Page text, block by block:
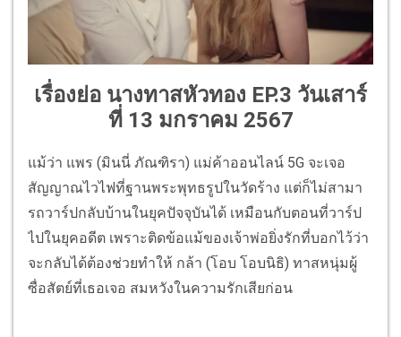
เรื่องย่อ นางทาสหัวทอง EP.3 วันเสาร์
ที่ 13 มกราคม 2567
แม้ว่า แพร (มินนี่ ภัณฑิรา) แม่ค้าออนไลน์ 5G จะเจอ
สัญญาณไวไฟที่ฐานพระพุทธรูปในวัดร้าง แต่ก็ไม่สามา
รถวาร์ปกลับบ้านในยุคปัจจุบันได้ เหมือนกับตอนที่วาร์ป
ไปในยุคอดีต เพราะติดข้อแม้ของเจ้าพ่อยิ่งรักที่บอกไว้ว่า
จะกลับได้ต้องช่วยทำให้ กล้า (โอบ โอบนิธิ) ทาสหนุ่มผู้
ซื่อสัตย์ที่เธอเจอ สมหวังในความรักเสียก่อน